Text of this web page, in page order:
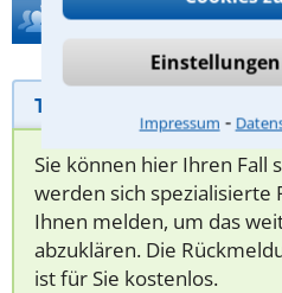
Impressum ⁃
Hilfe bei Ihrer
Telefonhilfe
Sie können hier Ihren Fall
werden sich spezialisierte
Ihnen melden, um das
abzuklären. Die
ist für Sie kostenlos.